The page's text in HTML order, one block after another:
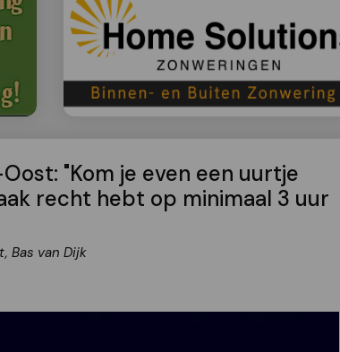
"Kom je even een uurtje
recht hebt op minimaal 3 uur
Bas van Dijk